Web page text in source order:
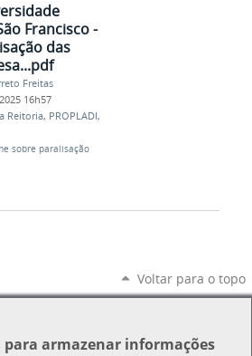
Francisco -
das
Freitas
16h57
Reitoria, PROPLADI,
sobre paralisação
Voltar para o topo
para armazenar informações